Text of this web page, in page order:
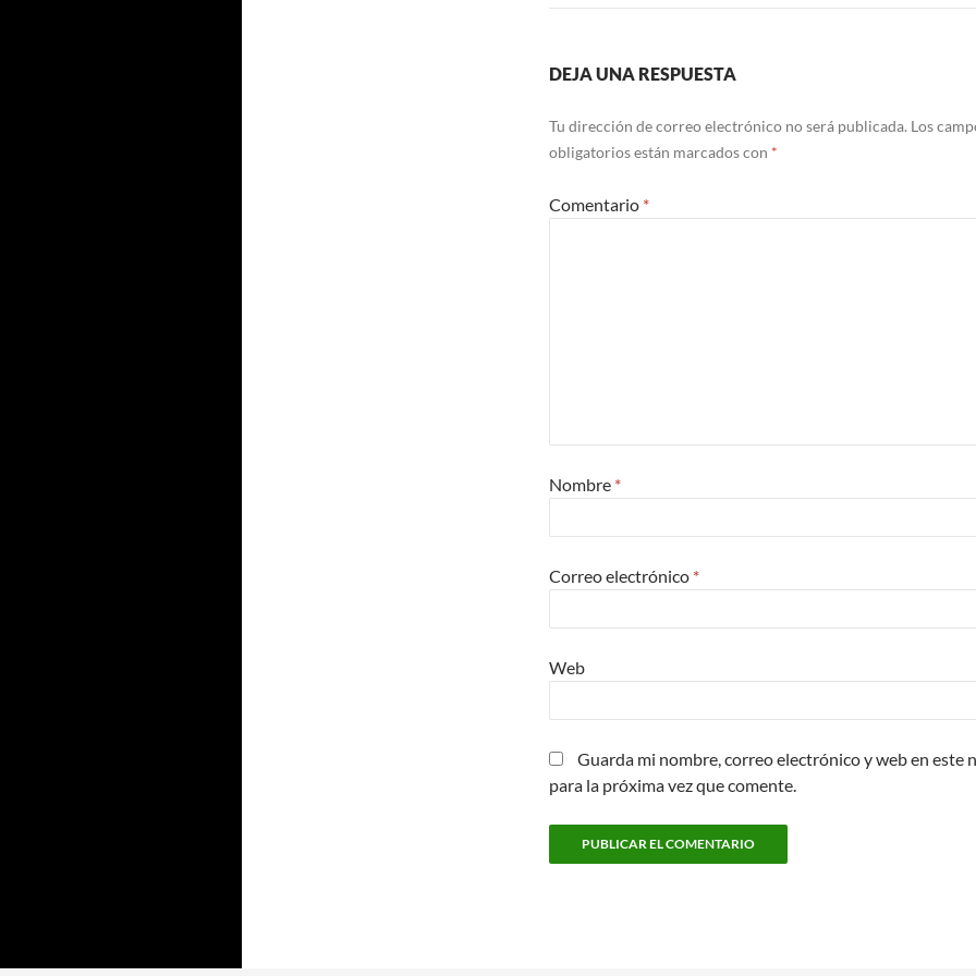
DEJA UNA RESPUESTA
Tu dirección de correo electrónico no será publicada. Los
obligatorios están marcados con *
Comentario *
Nombre *
Correo electrónico *
Web
Guarda mi nombre, correo electrónico y web en este
para la próxima vez que comente.